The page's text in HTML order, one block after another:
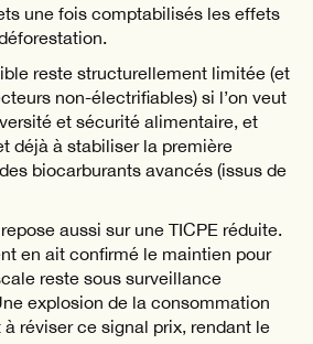
une fois comptabilisés les effets
reste structurellement limitée (et
non-électrifiables) si l’on veut
et sécurité alimentaire, et
déjà à stabiliser la première
biocarburants avancés (issus de
aussi sur une TICPE réduite.
en ait confirmé le maintien pour
reste sous surveillance
explosion de la consommation
réviser ce signal prix, rendant le